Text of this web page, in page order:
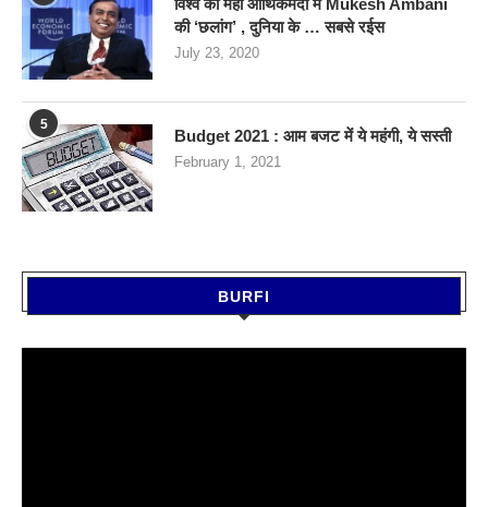
की ‘छलांग’ , दुनिया के … सबसे रईस
July 23, 2020
5
Budget 2021 : आम बजट में ये महंगी, ये सस्‍ती
February 1, 2021
BURFI